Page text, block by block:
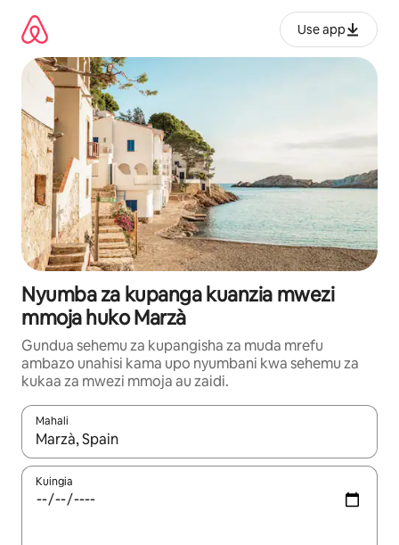
kwenda
kwenye
maudhui
Use app
Nyumba za kupanga kuanzia mwezi
mmoja huko Marzà
Gundua sehemu za kupangisha za muda mrefu
ambazo unahisi kama upo nyumbani kwa sehemu za
kukaa za mwezi mmoja au zaidi.
Mahali
Wakati matokeo yanapatikana, vinjari kwa kutumia vitufe vya
Kuingia